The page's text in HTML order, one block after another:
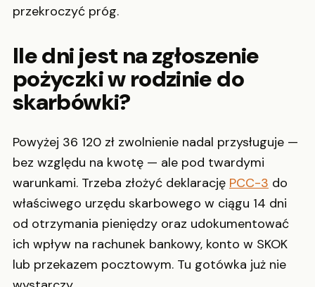
przekroczyć próg.
Ile dni jest na zgłoszenie
pożyczki w rodzinie do
skarbówki?
Powyżej 36 120 zł zwolnienie nadal przysługuje —
bez względu na kwotę — ale pod twardymi
warunkami. Trzeba złożyć deklarację PCC-3 do
właściwego urzędu skarbowego w ciągu 14 dni
od otrzymania pieniędzy oraz udokumentować
ich wpływ na rachunek bankowy, konto w SKOK
lub przekazem pocztowym. Tu gotówka już nie